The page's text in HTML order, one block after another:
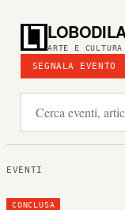
ARTE E
SEGNALA EVENTO
EVENTI
CONCLUSA